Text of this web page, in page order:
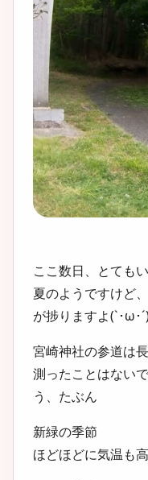
ここ数日、とても
夏のようですけど
が捗りますよ(`･ω･
宮崎神社の参道は
測ったことはない
う、たぶん
新緑の季節
ほどほどに気温も